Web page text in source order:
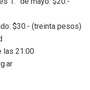
$30.- (treinta pesos)
las 21:00